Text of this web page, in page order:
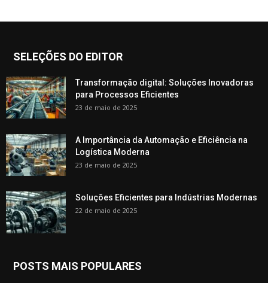
SELEÇÕES DO EDITOR
Transformação digital: Soluções Inovadoras
para Processos Eficientes
23 de maio de 2025
A Importância da Automação e Eficiência na
Logística Moderna
23 de maio de 2025
Soluções Eficientes para Indústrias Modernas
22 de maio de 2025
POSTS MAIS POPULARES